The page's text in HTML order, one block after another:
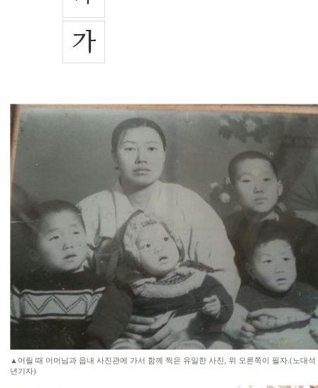
▲어릴 때 어머님과 읍내 사진관에 가서 함께 찍은 유일한 사진, 위 오른쪽이 필자.(노대석
년기자)